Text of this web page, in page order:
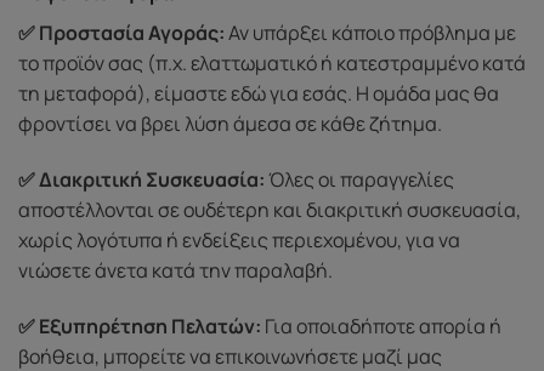
✅ Προστασία Αγοράς:Αν υπάρξει κάποιο πρόβλημα με
το προϊόν σας (π.χ. ελαττωματικό ή κατεστραμμένο κατά
τη μεταφορά), είμαστε εδώ για εσάς. Η ομάδα μας θα
φροντίσει να βρει λύση άμεσα σε κάθε ζήτημα.
✅ Διακριτική Συσκευασία:Όλες οι παραγγελίες
αποστέλλονται σε ουδέτερη και διακριτική συσκευασία,
χωρίς λογότυπα ή ενδείξεις περιεχομένου, για να
νιώσετε άνετα κατά την παραλαβή.
✅ Εξυπηρέτηση Πελατών: Για οποιαδήποτε απορία ή
βοήθεια, μπορείτε να επικοινωνήσετε μαζί μας